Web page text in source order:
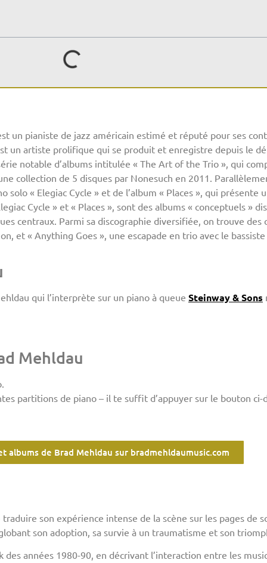
un pianiste de jazz américain estimé et réputé pour ses
un artiste prolifique qui se produit et enregistre depuis le
notable d’albums intitulée « The Art of the Trio », qui
collection de 5 disques par Nonesuch en 2011.
« Elegiac Cycle » et de l’album « Places », qui présente
Cycle » et « Places », sont des albums « conceptuels »
centraux. Parmi sa discographie diversifiée, on trouve des
et « Anything Goes », une escapade en trio avec le
qui l’interprète sur un piano à queue Steinway & Sons
Mehldau
partitions de piano – il te suffit d’appuyer sur le bouton
albums de Brad Mehldau sur bradmehldaumusic.com
son expérience intense de la scène sur les pages de
son adoption, sa survie à un traumatisme et son
années 1980-90, en décrivant l’interaction entre les